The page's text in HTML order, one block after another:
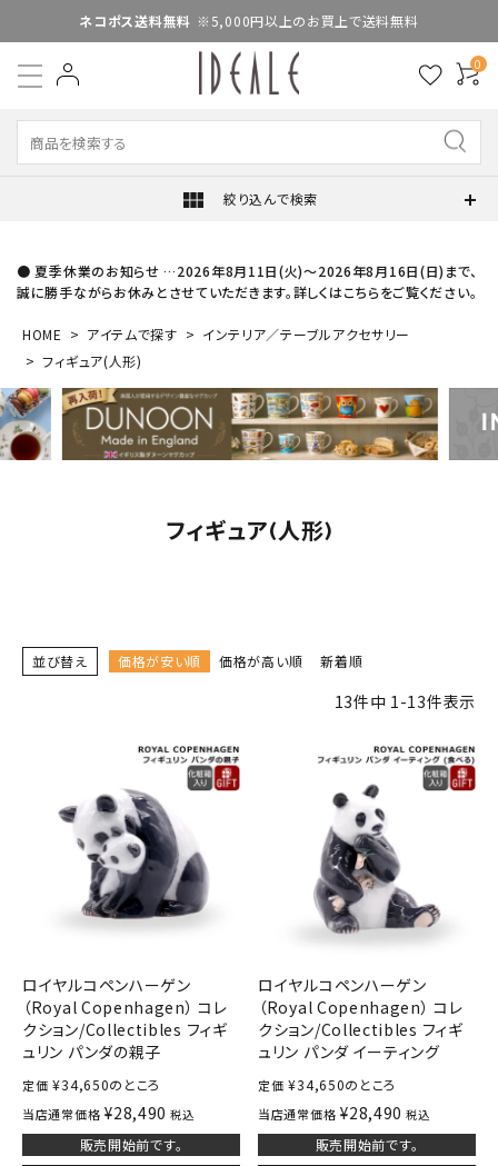
ネコポス送料無料 ※5,000円以上のお買上で送料無料
0
view_module 絞り込んで検索
● 夏季休業のお知らせ …2026年8月11日(火)～2026年8月16日(日)まで、
誠に勝手ながらお休みとさせていただきます。詳しくはこちらをご覧ください。
HOME アイテムで探す
インテリア／テーブルアクセサリー
フィギュア(人形)
フィギュア(人形)
並び替え 価格が安い順 価格が高い順 新着順
13件中 1-13件表示
ロイヤルコペンハーゲン
（Royal Copenhagen） コレ
クション/Collectibles フィギ
ュリン パンダの親子
定価 ¥34,650のところ
当店通常価格 ¥28,490 税込
販売開始前です。
ロイヤルコペンハーゲン
（Royal Copenhagen） コレ
クション/Collectibles フィギ
ュリン パンダ イーティング
定価 ¥34,650のところ
当店通常価格 ¥28,490 税込
販売開始前です。